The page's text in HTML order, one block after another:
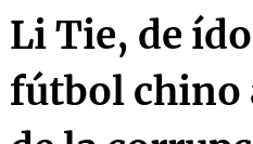
Li Tie, de
fútbol chino